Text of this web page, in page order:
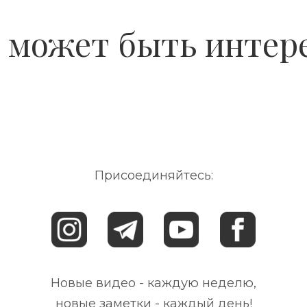
быть
Присоединяйтесь:
Новые видео - каждую неделю,
новые заметки - каждый день!